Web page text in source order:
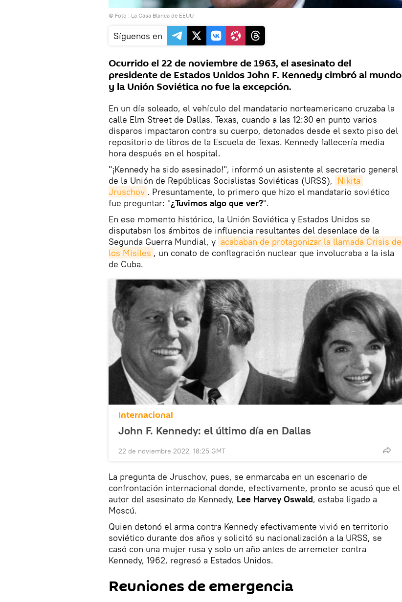
© Foto : La Casa Blanca de EEUU
Síguenos en
Ocurrido el 22 de noviembre de 1963, el asesinato del
presidente de Estados Unidos John F. Kennedy cimbró al mundo
y la Unión Soviética no fue la excepción.
En un día soleado, el vehículo del mandatario norteamericano cruzaba la
calle Elm Street de Dallas, Texas, cuando a las 12:30 en punto varios
disparos impactaron contra su cuerpo, detonados desde el sexto piso del
repositorio de libros de la Escuela de Texas. Kennedy fallecería media
hora después en el hospital.
"¡Kennedy ha sido asesinado!", informó un asistente al secretario general
de la Unión de Repúblicas Socialistas Soviéticas (URSS), Nikita
Jruschov . Presuntamente, lo primero que hizo el mandatario soviético
fue preguntar: "¿Tuvimos algo que ver?".
En ese momento histórico, la Unión Soviética y Estados Unidos se
disputaban los ámbitos de influencia resultantes del desenlace de la
Segunda Guerra Mundial, y acababan de protagonizar la llamada Crisis de
los Misiles , un conato de conflagración nuclear que involucraba a la isla
de Cuba.
Internacional
John F. Kennedy: el último día en Dallas
22 de noviembre 2022, 18:25 GMT
La pregunta de Jruschov, pues, se enmarcaba en un escenario de
confrontación internacional donde, efectivamente, pronto se acusó que el
autor del asesinato de Kennedy, Lee Harvey Oswald, estaba ligado a
Moscú.
Quien detonó el arma contra Kennedy efectivamente vivió en territorio
soviético durante dos años y solicitó su nacionalización a la URSS, se
casó con una mujer rusa y solo un año antes de arremeter contra
Kennedy, 1962, regresó a Estados Unidos.
Reuniones de emergencia